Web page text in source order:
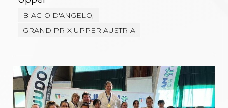
BIAGIO D'ANGELO,
GRAND PRIX UPPER AUSTRIA